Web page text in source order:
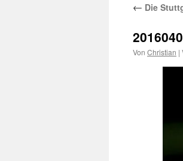
← Die
Von Christian |